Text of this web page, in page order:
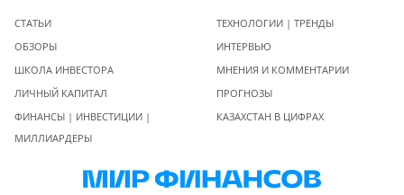
СТАТЬИ
ОБЗОРЫ
ШКОЛА ИНВЕСТОРА
ЛИЧНЫЙ КАПИТАЛ
ФИНАНСЫ | ИНВЕСТИЦИИ |
МИЛЛИАРДЕРЫ
ТЕХНОЛОГИИ | ТРЕНДЫ
ИНТЕРВЬЮ
МНЕНИЯ И КОММЕНТАРИИ
ПРОГНОЗЫ
КАЗАХСТАН В ЦИФРАХ